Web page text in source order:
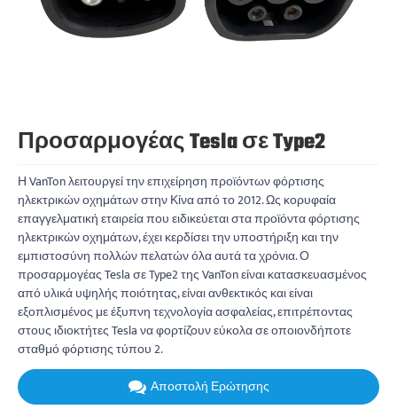
Προσαρμογέας Tesla σε Type2
Η VanTon λειτουργεί την επιχείρηση προϊόντων φόρτισης
ηλεκτρικών οχημάτων στην Κίνα από το 2012. Ως κορυφαία
επαγγελματική εταιρεία που ειδικεύεται στα προϊόντα φόρτισης
ηλεκτρικών οχημάτων, έχει κερδίσει την υποστήριξη και την
εμπιστοσύνη πολλών πελατών όλα αυτά τα χρόνια. Ο
προσαρμογέας Tesla σε Type2 της VanTon είναι κατασκευασμένος
από υλικά υψηλής ποιότητας, είναι ανθεκτικός και είναι
εξοπλισμένος με έξυπνη τεχνολογία ασφαλείας, επιτρέποντας
στους ιδιοκτήτες Tesla να φορτίζουν εύκολα σε οποιονδήποτε
σταθμό φόρτισης τύπου 2.
Αποστολή Ερώτησης